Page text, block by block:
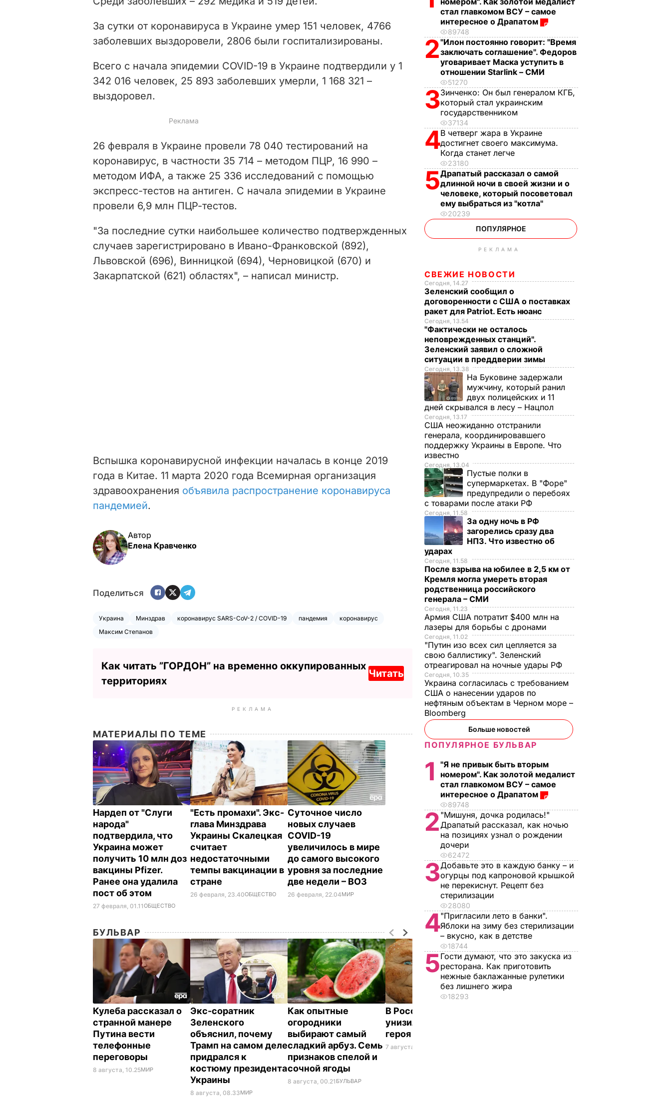
d
o
За сутки от коронавируса в Украине умер 151 человек, 4766
заболевших выздоровели, 2806 были госпитализированы.
Всего с начала эпидемии COVID-19 в Украине подтвердили у 1
342 016 человек, 25 893 заболевших умерли, 1 168 321 –
выздоровел.
26 февраля в Украине провели 78 040 тестирований на
коронавирус, в частности 35 714 – методом ПЦР, 16 990 –
методом ИФА, а также 25 336 исследований с помощью
экспресс-тестов на антиген. С начала эпидемии в Украине
провели 6,9 млн ПЦР-тестов.
"За последние сутки наибольшее количество подтвержденных
случаев зарегистрировано в Ивано-Франковской (892),
Львовской (696), Винницкой (694), Черновицкой (670) и
Закарпатской (621) областях", – написал министр.
Вспышка коронавирусной инфекции началась в конце 2019
года в Китае. 11 марта 2020 года Всемирная организация
здравоохранения объявила распространение коронавируса
пандемией.
Автор
Елена Кравченко
Поделиться
Украина Минздрав коронавирус SARS-CoV-2 / COVID-19 пандемия
коронавирус
Максим Степанов
Как читать ”ГОРДОН” на временно оккупированных
территориях
Читать
РЕКЛАМА
МАТЕРИАЛЫ ПО ТЕМЕ
Нардеп от "Слуги
народа"
подтвердила, что
Украина может
получить 10 млн доз
вакцины Pfizer.
Ранее она удалила
пост об этом
27 февраля, 01.11ОБЩЕСТВО
"Есть промахи". Экс-
глава Минздрава
Украины Скалецкая
считает
недостаточными
темпы вакцинации в
стране
26 февраля, 23.40ОБЩЕСТВО
Суточное число
новых случаев
COVID-19
увеличилось в мире
до самого высокого
уровня за последние
две недели – ВОЗ
26 февраля, 22.04МИР
БУЛЬВАР
Кулеба рассказал о
странной манере
Путина вести
телефонные
переговоры
8 августа, 10.25МИР
Экс-соратник
Зеленского
объяснил, почему
Трамп на самом деле
придрался к
костюму президента
Украины
8 августа, 08.33МИР
Как опытные
огородники
выбирают самый
сладкий арбуз. Семь
признаков спелой и
сочной ягоды
8 августа, 00.21 БУЛЬВАР
В России жестоко
унизили любимого
героя Путина
7 августа, 23.32
стал главкомом ВСУ – самое
интересное о Драпатом
89748
2"Илон постоянно говорит: "Время
заключать соглашение". Федоров
уговаривает Маска уступить в
отношении Starlink – СМИ
51270
3Зинченко: Он был генералом КГБ,
который стал украинским
государственником
37134
4В четверг жара в Украине
достигнет своего максимума.
Когда станет легче
23180
5Драпатый рассказал о самой
длинной ночи в своей жизни и о
человеке, который посоветовал
ему выбраться из "котла"
20239
ПОПУЛЯРНОЕ
РЕКЛАМА
СВЕЖИЕ НОВОСТИ
Сегодня, 14.27
Зеленский сообщил о
договоренности с США о поставках
ракет для Patriot. Есть нюанс
Сегодня, 13.54
"Фактически не осталось
неповрежденных станций".
Зеленский заявил о сложной
ситуации в преддверии зимы
Сегодня, 13.38
На Буковине задержали
мужчину, который ранил
двух полицейских и 11
дней скрывался в лесу – Нацпол
Сегодня, 13.17
США неожиданно отстранили
генерала, координировавшего
поддержку Украины в Европе. Что
известно
Сегодня, 13.04
Пустые полки в
супермаркетах. В "Форе"
предупредили о перебоях
с товарами после атаки РФ
Сегодня, 11.58
За одну ночь в РФ
загорелись сразу два
НПЗ. Что известно об
ударах
Сегодня, 11.58
После взрыва на юбилее в 2,5 км от
Кремля могла умереть вторая
родственница российского
генерала – СМИ
Сегодня, 11.23
Армия США потратит $400 млн на
лазеры для борьбы с дронами
Сегодня, 11.02
"Путин изо всех сил цепляется за
свою баллистику". Зеленский
отреагировал на ночные удары РФ
Сегодня, 10.35
Украина согласилась с требованием
США о нанесении ударов по
нефтяным объектам в Черном море –
Bloomberg
Больше новостей
ПОПУЛЯРНОЕ БУЛЬВАР
1
"Я не привык быть вторым
номером". Как золотой медалист
стал главкомом ВСУ – самое
интересное о Драпатом
89748
2 "Мишуня, дочка родилась!"
Драпатый рассказал, как ночью
на позициях узнал о рождении
дочери
62472
3Добавьте это в каждую банку – и
огурцы под капроновой крышкой
не перекиснут. Рецепт без
стерилизации
28080
4"Пригласили лето в банки".
Яблоки на зиму без стерилизации
– вкусно, как в детстве
18744
5Гости думают, что это закуска из
ресторана. Как приготовить
нежные баклажанные рулетики
без лишнего жира
18293